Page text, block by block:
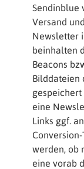
Sendinblue
Versand
Newsletter
beinhalten
Beacons
Bilddateien
gespeichert
eine
Links ggf.
werden, ob
eine vorab